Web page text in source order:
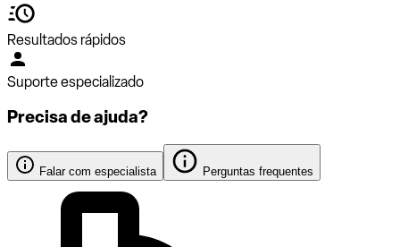
Resultados rápidos
Suporte especializado
Precisa de ajuda?
Falar com especialista Perguntas frequentes